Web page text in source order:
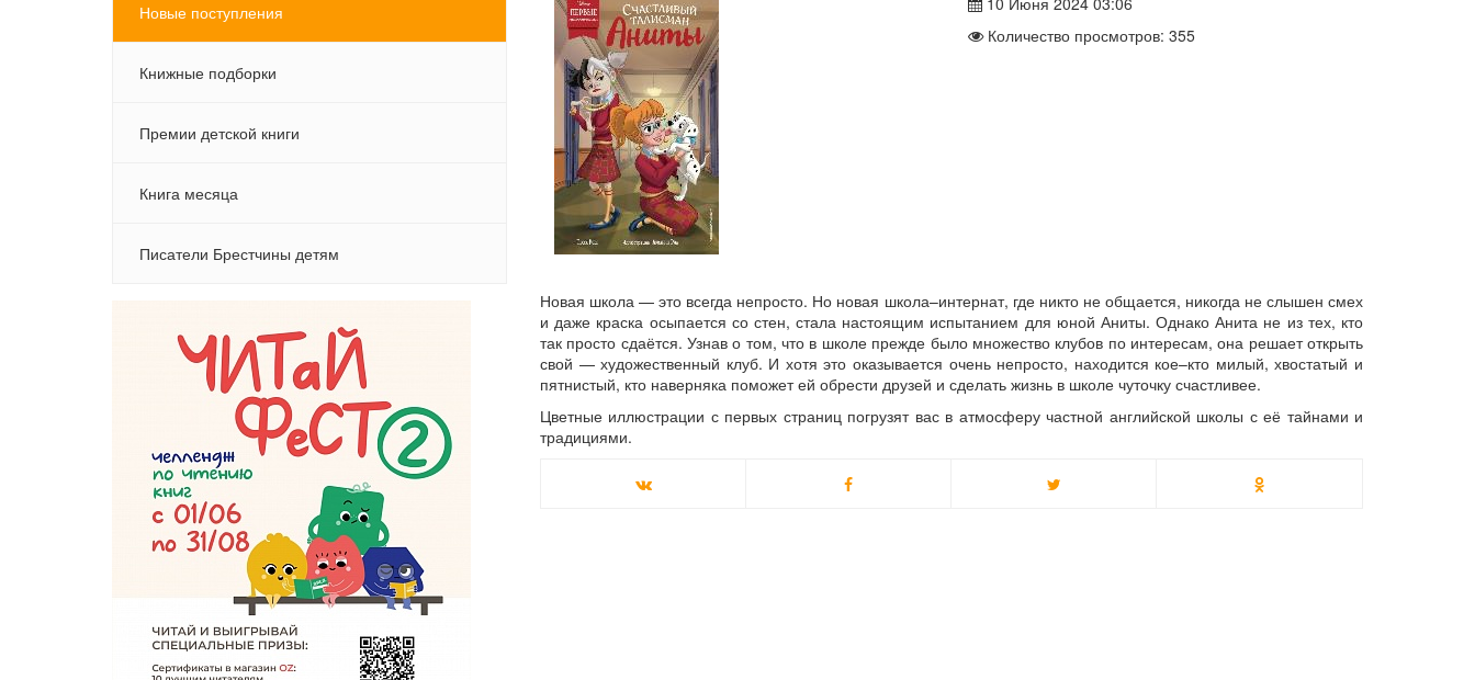
Новые поступления
Книжные подборки
Премии детской книги
Книга месяца
Писатели Брестчины детям
Количество просмотров: 355
Новая школа — это всегда непросто. Но новая школа–интернат, где никто не общается, никогда не слышен смех
и даже краска осыпается со стен, стала настоящим испытанием для юной Аниты. Однако Анита не из тех, кто
так просто сдаётся. Узнав о том, что в школе прежде было множество клубов по интересам, она решает открыть
свой — художественный клуб. И хотя это оказывается очень непросто, находится кое–кто милый, хвостатый и
пятнистый, кто наверняка поможет ей обрести друзей и сделать жизнь в школе чуточку счастливее.
Цветные иллюстрации с первых страниц погрузят вас в атмосферу частной английской школы с её тайнами и
традициями.